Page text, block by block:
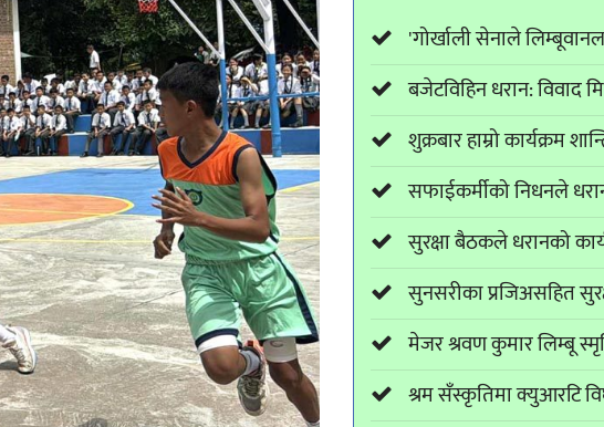
'गोर्खाली सेनाले
बजेटविहिन धरान: विवाद
शुक्रबार हाम्रो कार्यक्रम
सफाईकर्मीको निधनले
सुरक्षा बैठकले धरानको
सुनसरीका प्रजिअसहित
मेजर श्रवण कुमार लिम्बू
श्रम सँस्कृतिमा क्युआरटि